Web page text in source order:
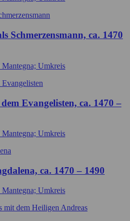
Schmerzensmann, ca. 1470
Umkreis
Evangelisten, ca. 1470 –
Umkreis
ca. 1470 – 1490
Umkreis